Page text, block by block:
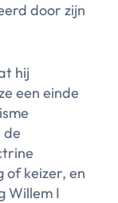
door zijn
hij
een einde
de
of keizer, en
Willem I